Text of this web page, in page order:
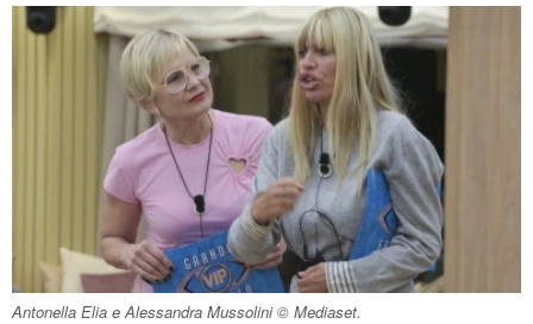
Antonella Elia e Alessandra Mussolini © Mediaset.